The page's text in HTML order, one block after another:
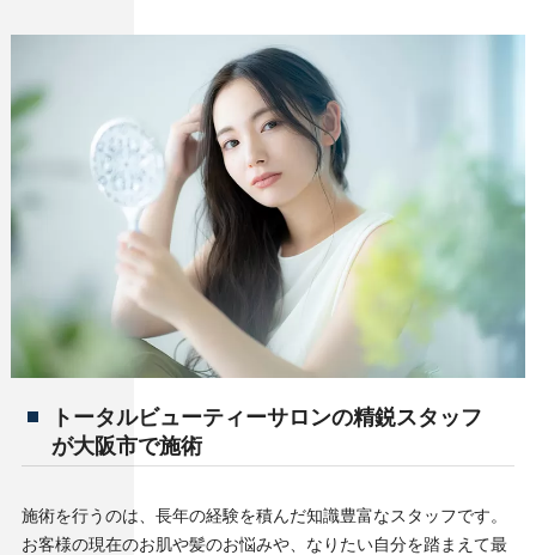
トータルビューティーサロンの精鋭スタッフ
が大阪市で施術
施術を行うのは、長年の経験を積んだ知識豊富なスタッフです。
お客様の現在のお肌や髪のお悩みや、なりたい自分を踏まえて最